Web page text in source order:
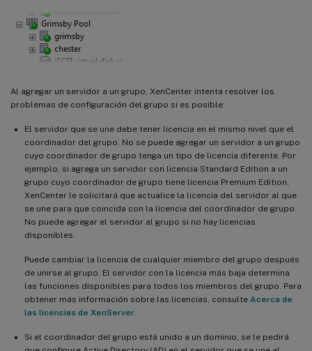
Al agregar un servidor a un grupo, XenCenter intenta resolver los
problemas de configuración del grupo si es posible:
El servidor que se une debe tener licencia en el mismo nivel que el
coordinador del grupo. No se puede agregar un servidor a un grupo
cuyo coordinador de grupo tenga un tipo de licencia diferente. Por
ejemplo, si agrega un servidor con licencia Standard Edition a un
grupo cuyo coordinador de grupo tiene licencia Premium Edition,
XenCenter le solicitará que actualice la licencia del servidor al que
se une para que coincida con la licencia del coordinador de grupo.
No puede agregar el servidor al grupo si no hay licencias
disponibles.
Puede cambiar la licencia de cualquier miembro del grupo después
de unirse al grupo. El servidor con la licencia más baja determina
las funciones disponibles para todos los miembros del grupo. Para
obtener más información sobre las licencias, consulte Acerca de
las licencias de XenServer
Si el coordinador del grupo está unido a un dominio, se le pedirá